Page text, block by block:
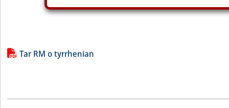
Lista allegati PDF alla notizia
Tar RM o tyrrhenian